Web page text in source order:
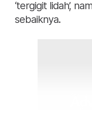
‘tergigit lidah’,
sebaiknya.